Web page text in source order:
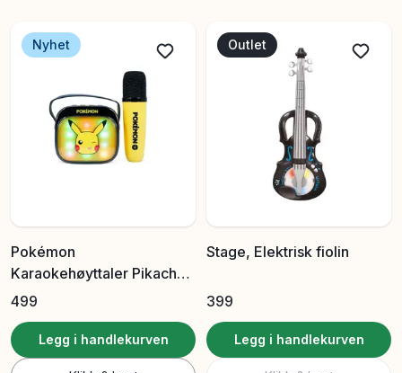
Nyhet
Pokémon
Karaokehøyttaler Pikachu
LED-mikrofon
499
Legg i handlekurven
Outlet
Stage, Elektrisk fiolin
399
Legg i handlekurven